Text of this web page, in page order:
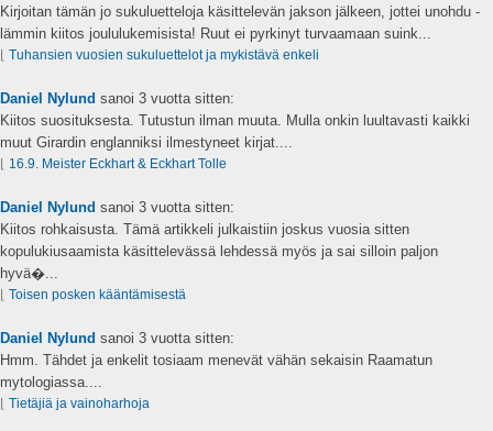
Kirjoitan tämän jo sukuluetteloja käsittelevän jakson jälkeen, jottei unohdu -
lämmin kiitos joululukemisista! Ruut ei pyrkinyt turvaamaan suink...
⌊ Tuhansien vuosien sukuluettelot ja mykistävä enkeli
Daniel Nylund sanoi 3 vuotta sitten:
Kiitos suosituksesta. Tutustun ilman muuta. Mulla onkin luultavasti kaikki
muut Girardin englanniksi ilmestyneet kirjat....
⌊ 16.9. Meister Eckhart & Eckhart Tolle
Daniel Nylund sanoi 3 vuotta sitten:
Kiitos rohkaisusta. Tämä artikkeli julkaistiin joskus vuosia sitten
kopulukiusaamista käsittelevässä lehdessä myös ja sai silloin paljon
hyvä�...
⌊ Toisen posken kääntämisestä
Daniel Nylund sanoi 3 vuotta sitten:
Hmm. Tähdet ja enkelit tosiaam menevät vähän sekaisin Raamatun
mytologiassa....
⌊ Tietäjiä ja vainoharhoja